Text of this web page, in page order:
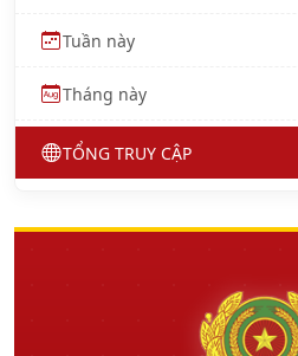
Tuần này
Tháng này
TỔNG TRUY CẬP